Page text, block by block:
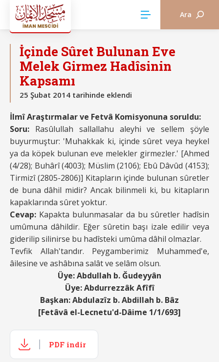
Ara
İLİM
İçinde Sûret Bulunan Eve
Melek Girmez Hadîsinin
Kapsamı
25 Şubat 2014 tarihinde eklendi
İlmî Araştırmalar ve Fetvâ Komisyonuna soruldu:
Soru: Rasûlullah sallallahu aleyhi ve sellem şöyle
buyurmuştur: 'Muhakkak ki, içinde sûret veya heykel
ya da köpek bulunan eve melekler girmezler.' [Ahmed
(4/28); Buhârî (4003); Müslim (2106); Ebû Dâvûd (4153);
Tirmizî (2805-2806)] Kitapların içinde bulunan sûretler
de buna dâhil midir? Ancak bilinmeli ki, bu kitapların
kapaklarında sûret yoktur.
Cevap: Kapakta bulunmasalar da bu sûretler hadîsin
umûmuna dâhildir. Eğer sûretin başı izale edilir veya
giderilip silinirse bu hadîsteki umûma dâhil olmazlar.
Tevfik Allah'tandır. Peygamberimiz Muhammed'e,
âilesine ve ashâbına salât ve selâm olsun.
Üye: Abdullah b. Ğudeyyân
Üye: Abdurrezzâk Afîfî
Başkan: Abdulazîz b. Abdillah b. Bâz
[Fetâvâ el-Lecnetu'd-Dâime 1/1/693]
PDF indir